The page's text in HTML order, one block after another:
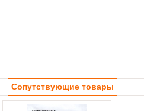
Сопутствующие товары